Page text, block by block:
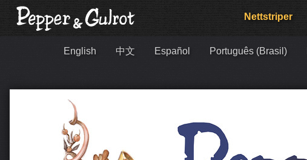
Nettstriper
English 中文 Español Português (Brasil)